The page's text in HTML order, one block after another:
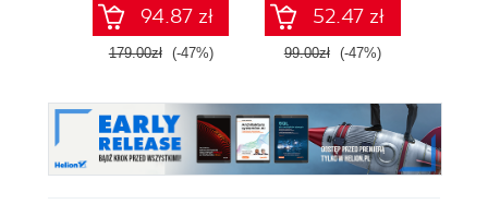
94.87 zł
179.00zł (-47%)
52.47 zł
99.00zł (-47%)